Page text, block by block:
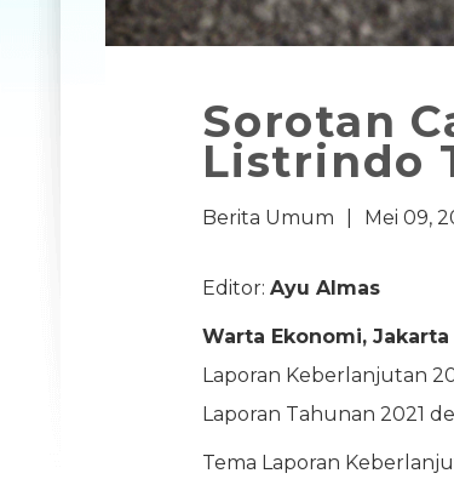
Sorotan
Listrindo
Berita Umum Mei 09,
Editor: Ayu Almas
Warta Ekonomi, Jakarta
Laporan Keberlanjutan
Laporan Tahunan 2021
Tema Laporan